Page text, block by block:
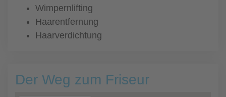
Wimpernlifting
Haarentfernung
Haarverdichtung
Der Weg zum Friseur